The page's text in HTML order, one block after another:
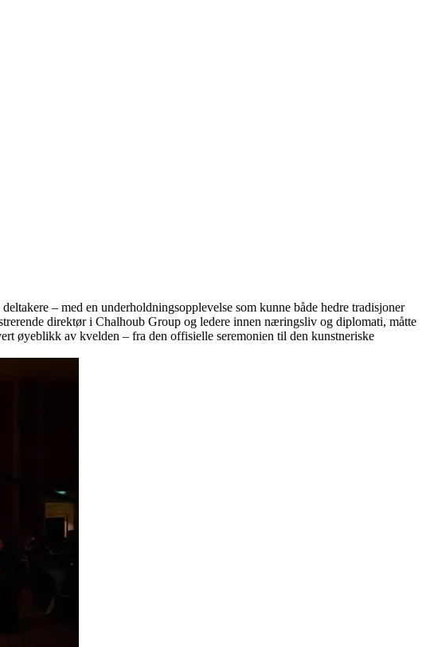
– med en underholdningsopplevelse som kunne både hedre tradisjoner
direktør i Chalhoub Group og ledere innen næringsliv og diplomati, måtte
øyeblikk av kvelden – fra den offisielle seremonien til den kunstneriske